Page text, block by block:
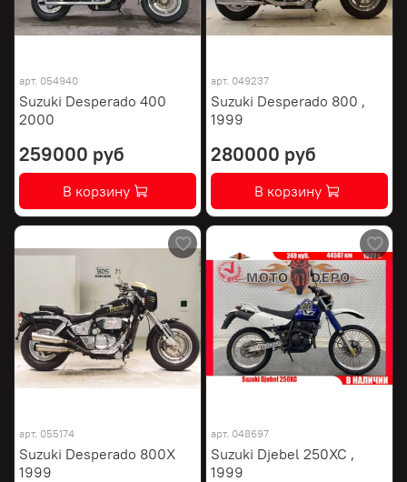
арт. 054940
Suzuki Desperado 400
2000
259000 руб
В корзину
арт. 049237
Suzuki Desperado 800 ,
1999
280000 руб
В корзину
арт. 055174
Suzuki Desperado 800X
1999
арт. 048697
Suzuki Djebel 250XC ,
1999